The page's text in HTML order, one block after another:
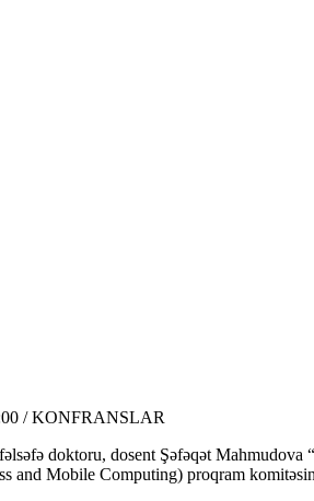
/ KONFRANSLAR
doktoru, dosent Şəfəqət
and Mobile Computing) proqram